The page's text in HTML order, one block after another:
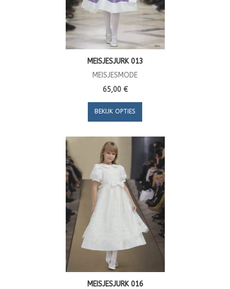
MEISJESJURK 013
MEISJESMODE
65,00 €
BEKIJK OPTIES
MEISJESJURK 016